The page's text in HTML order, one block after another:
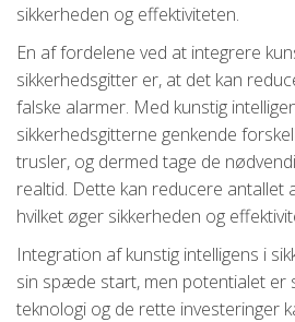
sikkerheden og effektiviteten.
En af fordelene ved at integrere
sikkerhedsgitter er, at det kan
falske alarmer. Med kunstig
sikkerhedsgitterne genkende
trusler, og dermed tage de
realtid. Dette kan reducere antallet
hvilket øger sikkerheden og
Integration af kunstig intelligens i
sin spæde start, men potentialet er
teknologi og de rette investeringer